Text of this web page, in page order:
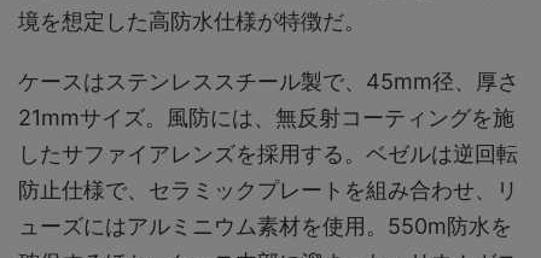
境を想定した高防水仕様が特徴だ。
ケースはステンレススチール製で、45mm径、厚さ
21mmサイズ。風防には、無反射コーティングを施
したサファイアレンズを採用する。ベゼルは逆回転
防止仕様で、セラミックプレートを組み合わせ、リ
ューズにはアルミニウム素材を使用。550m防水を